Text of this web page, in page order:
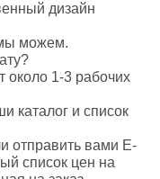
дизайн
мы можем.
около 1-3 рабочих
каталог и список
отправить вами E-
список цен на